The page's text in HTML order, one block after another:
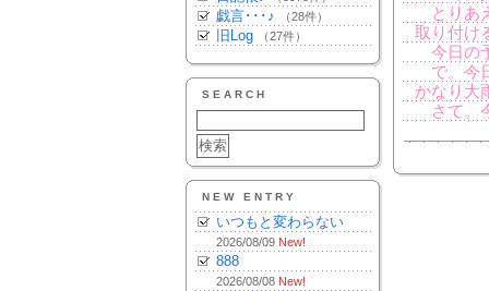
戯言･･･♪ （28件）
旧Log （27件）
SEARCH
NEW ENTRY
いつもと変わらない
2026/08/09 New!
888
2026/08/08 New!
とりあ
取り付け
今日の
で。今
かなり大
さて。